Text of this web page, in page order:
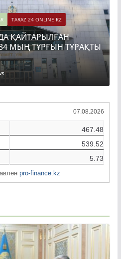
TARAZ 24 ONLINE KZ
ҚАЙТАРЫЛҒАН
МЫҢ ТҰРҒЫН ТҰРАҚТЫ
07.08.2026
467.48
539.52
5.73
pro-finance.kz